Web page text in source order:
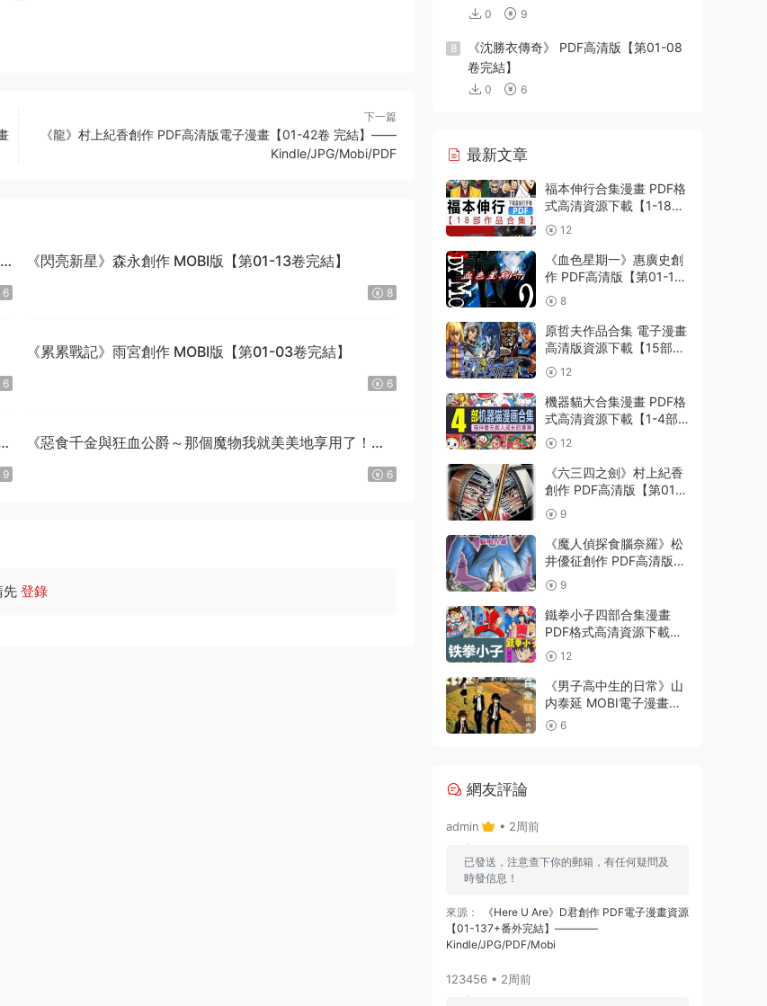
下一篇
《龍》村上紀香創作 PDF高清版電子漫畫【01-42卷 完結】——
Kindle/JPG/Mobi/PDF
6
《閃亮新星》森永創作 MOBI版【第01-13卷完結】
8
6
《累累戰記》雨宮創作 MOBI版【第01-03卷完結】
6
9
《惡食千金與狂血公爵～那個魔物我就美美地享用了！》
6
先 登錄
0 9
8
《沈勝衣傳奇》 PDF高清版【第01-08
卷完結】
0 6
最新文章
福本伸行合集漫畫 PDF格
式高清資源下載【1-18部
完結】Kindle電子漫畫資
源精品
12
《血色星期一》惠廣史創
作 PDF高清版【第01-11
卷完結】
8
原哲夫作品合集 電子漫畫
高清版資源下載【15部合
集完結】【PDF格式】
【電子版漫畫】
12
機器貓大合集漫畫 PDF格
式高清資源下載【1-4部
合集完結】Kindle電子漫
畫資源精品
12
《六三四之劍》村上紀香
創作 PDF高清版【第01-
24卷完結】
9
《魔人偵探食腦奈羅》松
井優征創作 PDF高清版
【第01-23卷完結】
9
鐵拳小子四部合集漫畫
PDF格式高清資源下載
【1-4部合集完結】Kindle
電子漫畫資源精品
12
《男子高中生的日常》山
内泰延 MOBI電子漫畫資
源【001-107話完結】
6
網友評論
admin • 2周前
已發送，注意查下你的郵箱，有任何疑問及
時發信息！
來源：
《Here U Are》D君創作 PDF電子漫畫資源
【01-137+番外完結】————
Kindle/JPG/PDF/Mobi
123456 • 2周前